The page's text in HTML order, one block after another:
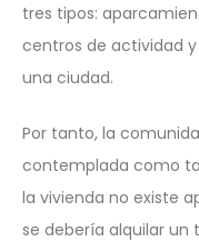
tres tipos:
centros de actividad
una ciudad.
Por tanto, la
contemplada como
la vivienda no existe
se debería alquilar un